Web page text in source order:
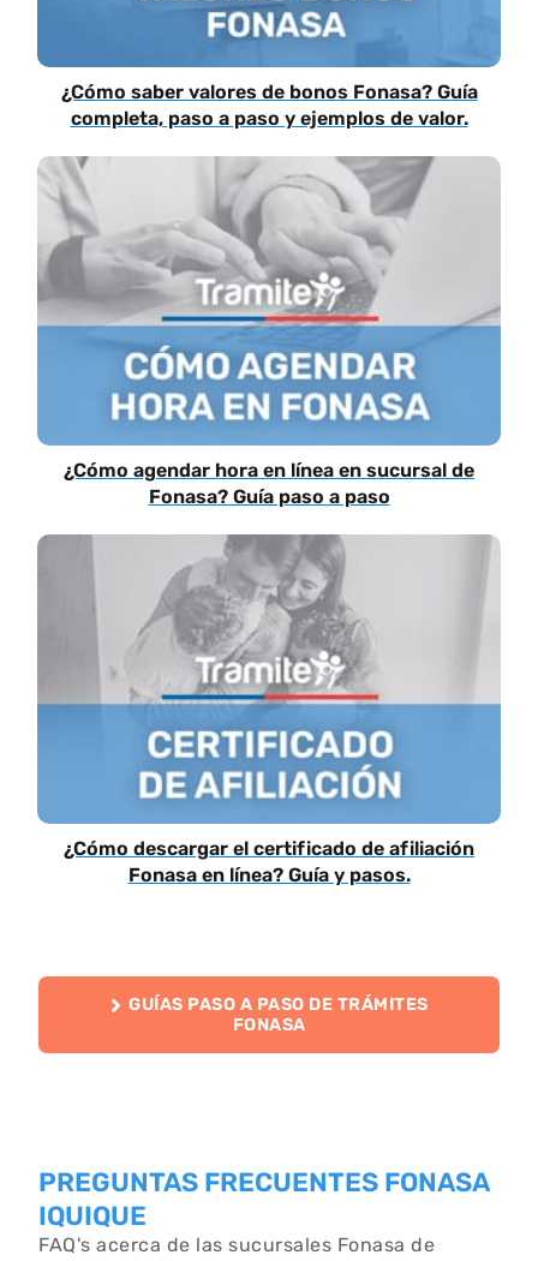
¿Cómo saber valores de bonos Fonasa? Guía
completa, paso a paso y ejemplos de valor.
¿Cómo agendar hora en línea en sucursal de
Fonasa? Guía paso a paso
¿Cómo descargar el certificado de afiliación
Fonasa en línea? Guía y pasos.
GUÍAS PASO A PASO DE TRÁMITES
FONASA
PREGUNTAS FRECUENTES FONASA
IQUIQUE
FAQ's acerca de las sucursales Fonasa de